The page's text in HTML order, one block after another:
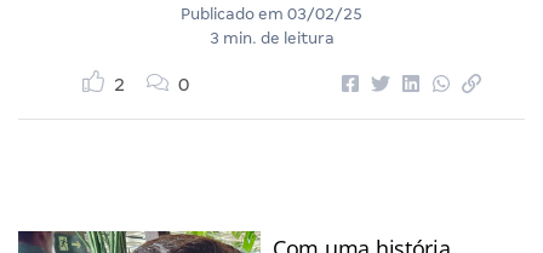
Publicado em 03/02/25
3 min. de leitura
2 0